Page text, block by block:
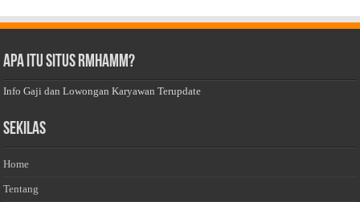
Apa Itu Situs Rmhamm?
Info Gaji dan Lowongan Karyawan Terupdate
Sekilas
Home
Tentang